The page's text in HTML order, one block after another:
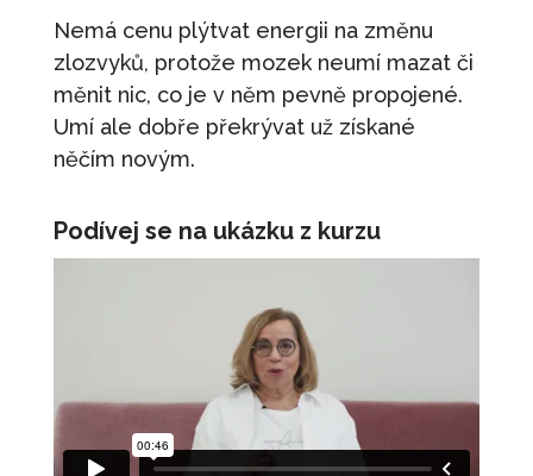
Nemá cenu plýtvat energii na změnu
zlozvyků, protože mozek neumí mazat či
měnit nic, co je v něm pevně propojené.
Umí ale dobře překrývat už získané
něčím novým.
Podívej se na ukázku z kurzu